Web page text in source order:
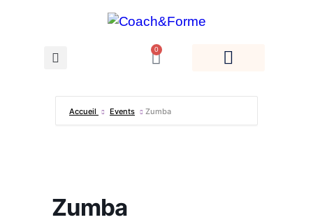
0
Accueil Events Zumba
Zumba